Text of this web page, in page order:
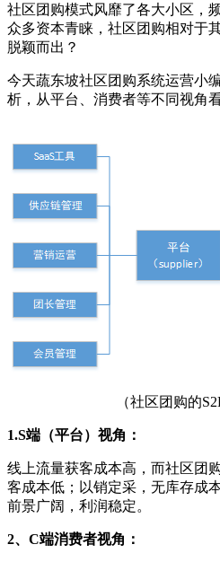
社区团购模式风靡了各大小区，
众多资本青睐， 社区团购相对于
脱颖而出？
今天蔬东坡社区团购系统运营小
析，从平台、消费者等不同视角
（社区团购的
1.S端（平台）视角：
线上流量获客成本高，而社区团
客成本低；以销定采，无库存成
前景广阔，利润稳定。
2、C端消费者视角：